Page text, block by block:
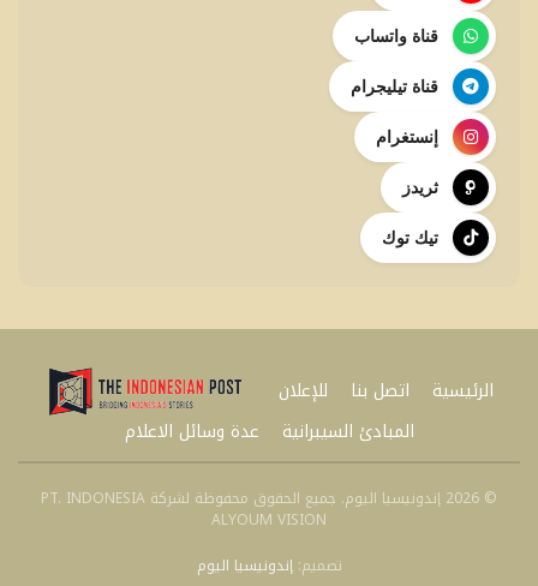
قناة واتساب
قناة تيليجرام
إنستغرام
ثريدز
تيك توك
الرئيسية اتصل بنا
للإعلان
المبادئ السيبرانية
عدة وسائل الاعلام
© 2026 إندونيسيا اليوم. جميع الحقوق محفوظة لشركة PT. INDONESIA
ALYOUM VISION
تصميم:إندونيسيا اليوم